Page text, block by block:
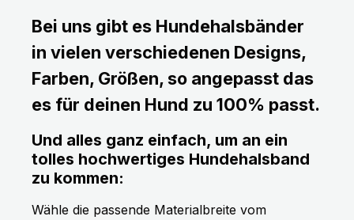
Bei uns gibt es Hundehalsbänder
in vielen verschiedenen Designs,
Farben, Größen, so angepasst das
es für deinen Hund zu 100% passt.
Und alles ganz einfach, um an ein
tolles hochwertiges Hundehalsband
zu kommen:
Wähle die passende Materialbreite vom